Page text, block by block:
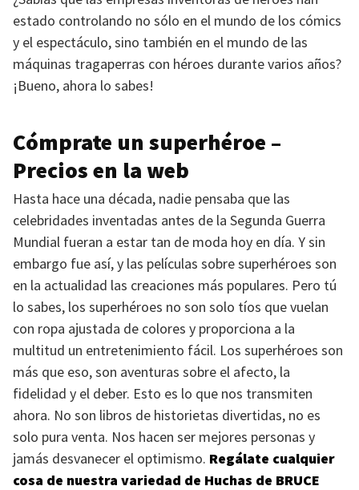
estado controlando no sólo en el mundo de los cómics
y el espectáculo, sino también en el mundo de las
máquinas tragaperras con héroes durante varios años?
¡Bueno, ahora lo sabes!
Cómprate un superhéroe –
Precios en la web
Hasta hace una década, nadie pensaba que las
celebridades inventadas antes de la Segunda Guerra
Mundial fueran a estar tan de moda hoy en día. Y sin
embargo fue así, y las películas sobre superhéroes son
en la actualidad las creaciones más populares. Pero tú
lo sabes, los superhéroes no son solo tíos que vuelan
con ropa ajustada de colores y proporciona a la
multitud un entretenimiento fácil. Los superhéroes son
más que eso, son aventuras sobre el afecto, la
fidelidad y el deber. Esto es lo que nos transmiten
ahora. No son libros de historietas divertidas, no es
solo pura venta. Nos hacen ser mejores personas y
jamás desvanecer el optimismo. Regálate cualquier
cosa de nuestra variedad de Huchas de BRUCE